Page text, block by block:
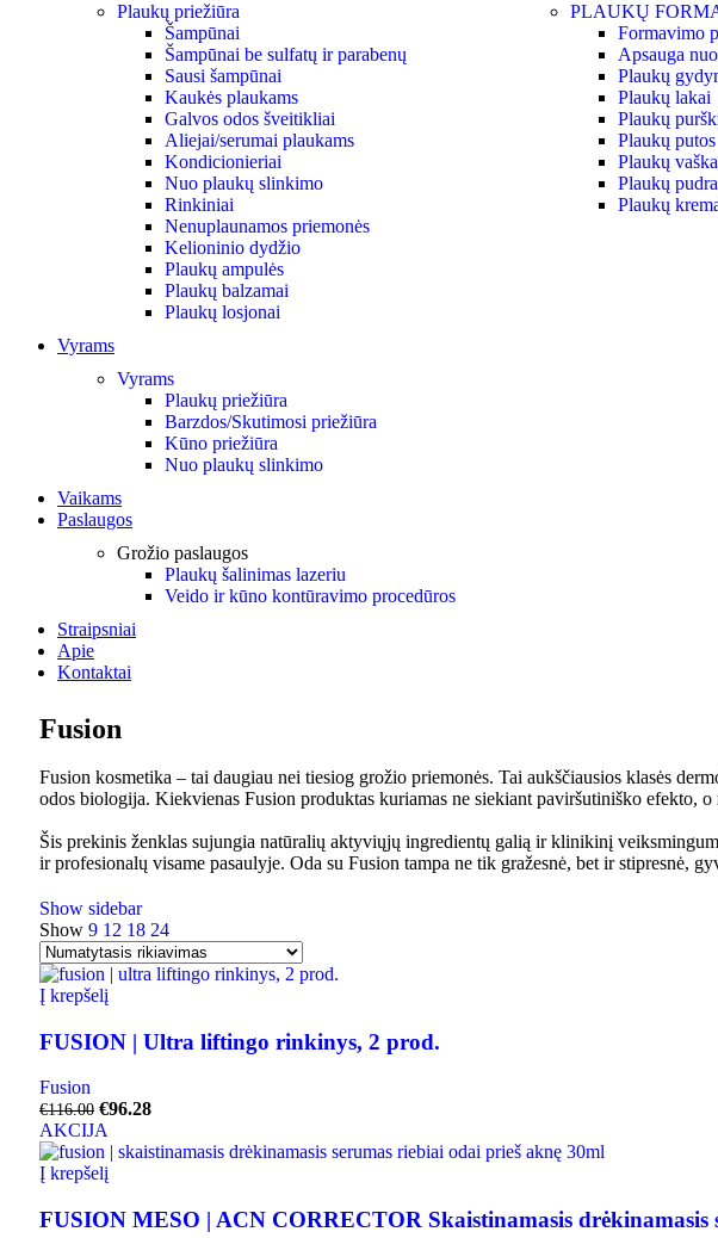
Plaukų priežiūra
Šampūnai
Šampūnai be sulfatų ir parabenų
Sausi šampūnai
Kaukės plaukams
Galvos odos šveitikliai
Aliejai/serumai plaukams
Kondicionieriai
Nuo plaukų slinkimo
Rinkiniai
Nenuplaunamos priemonės
Kelioninio dydžio
Plaukų ampulės
Plaukų balzamai
Plaukų losjonai
PLAUKŲ
Formavimo
Apsauga
Plaukų
Plaukų lakai
Plaukų
Plaukų putos
Plaukų
Plaukų pudra
Plaukų
Vyrams
Vyrams
Plaukų priežiūra
Barzdos/Skutimosi priežiūra
Kūno priežiūra
Nuo plaukų slinkimo
Vaikams
Paslaugos
Grožio paslaugos
Plaukų šalinimas lazeriu
Veido ir kūno kontūravimo procedūros
Straipsniai
Apie
Kontaktai
Fusion
Fusion kosmetika – tai daugiau nei tiesiog grožio priemonės. Tai aukščiausios klasės
odos biologija. Kiekvienas Fusion produktas kuriamas ne siekiant paviršutiniško efekto,
Šis prekinis ženklas sujungia natūralių aktyviųjų ingredientų galią ir klinikinį
ir profesionalų visame pasaulyje. Oda su Fusion tampa ne tik gražesnė, bet ir stipresnė,
Show sidebar
Show 9 12 18 24
Į krepšelį
FUSION | Ultra liftingo rinkinys, 2 prod.
Fusion
€116.00 €96.28
AKCIJA
Į krepšelį
FUSION MESO | ACN CORRECTOR Skaistinamasis drėkinamasis